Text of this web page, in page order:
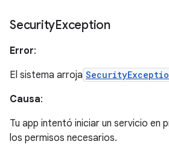
SecurityException
Error:
El sistema arroja
Causa:
Tu app intentó iniciar un servicio en
los permisos necesarios.